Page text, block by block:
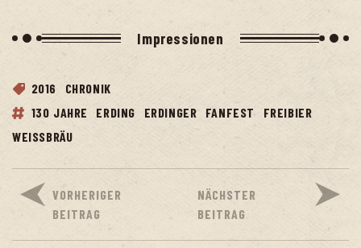
Impres­sio­nen
2016
CHRONIK
130 JAHRE
ERDING ERDINGER FANFEST
FREIBIER
WEISSBRÄU
VORHERIGER
BEITRAG
NÄCHSTER
BEITRAG